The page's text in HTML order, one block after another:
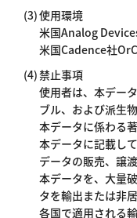
使用環境
米国Analog
米国Cadence社
禁止事項
使用者は、本デー
ブル、および派生
本データに係わる
本データに記載し
データの販売、譲
本データを、大量
タを輸出または非
各国で適用される